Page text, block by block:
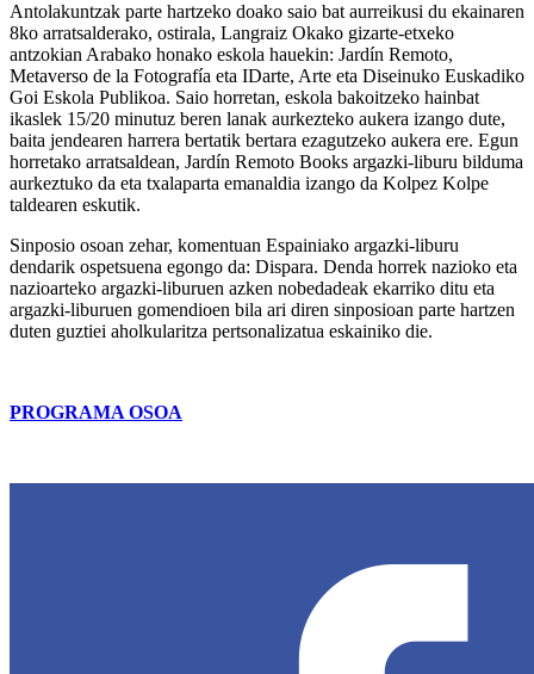
Antolakuntzak parte hartzeko doako saio bat aurreikusi du ekainaren
8ko arratsalderako, ostirala, Langraiz Okako gizarte-etxeko
antzokian Arabako honako eskola hauekin: Jardín Remoto,
Metaverso de la Fotografía eta IDarte, Arte eta Diseinuko Euskadiko
Goi Eskola Publikoa. Saio horretan, eskola bakoitzeko hainbat
ikaslek 15/20 minutuz beren lanak aurkezteko aukera izango dute,
baita jendearen harrera bertatik bertara ezagutzeko aukera ere. Egun
horretako arratsaldean, Jardín Remoto Books argazki-liburu bilduma
aurkeztuko da eta txalaparta emanaldia izango da Kolpez Kolpe
taldearen eskutik.
Sinposio osoan zehar, komentuan Espainiako argazki-liburu
dendarik ospetsuena egongo da: Dispara. Denda horrek nazioko eta
nazioarteko argazki-liburuen azken nobedadeak ekarriko ditu eta
argazki-liburuen gomendioen bila ari diren sinposioan parte hartzen
duten guztiei aholkularitza pertsonalizatua eskainiko die.
PROGRAMA OSOA